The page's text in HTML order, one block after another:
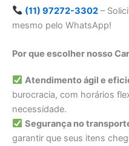
(11) 97272-3302–
mesmo pelo WhatsApp!
Por que escolher nosso
Atendimento ágil e
burocracia, com horários
necessidade.
Segurança no
garantir que seus itens